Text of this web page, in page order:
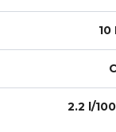
10
2.2 l/